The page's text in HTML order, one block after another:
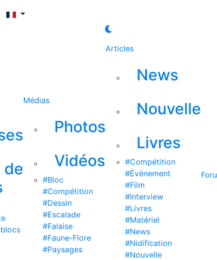
de
Médias
Photos
Vidéos
#Bloc
#Compétition
#Dessin
#Escalade
#Falaise
#Faune-Flore
#Paysages
Articles
News
Nouvelle
Livres
#Compétition
#Évènement
#Film
#Interview
#Livres
#Matériel
#News
#Nidification
#Nouvelle